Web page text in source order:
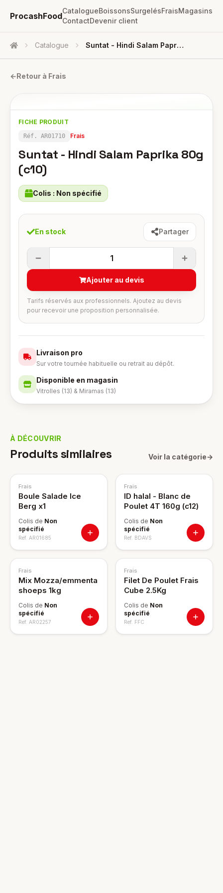
ProcashFood
CatalogueBoissonsSurgelésFraisMagasins
ContactDevenir client
Accueil Catalogue Suntat - Hindi Salam Paprika 80g (c10)
←Retour à Frais
FICHE PRODUIT
Réf. AR01710 Frais
Suntat - Hindi Salam Paprika 80g
(c10)
Colis : Non spécifié
En stock Partager
1
Ajouter au devis
Tarifs réservés aux professionnels. Ajoutez au devis
pour recevoir une proposition personnalisée.
Livraison pro
Sur votre tournée habituelle ou retrait au dépôt.
Disponible en magasin
Vitrolles (13) & Miramas (13)
À DÉCOUVRIR
Produits similaires Voir la catégorie→
Frais
Boule Salade Ice
Berg x1
Colis de Non
spécifié
Ref. AR01685
Frais
ID halal - Blanc de
Poulet 4T 160g (c12)
Colis de Non
spécifié
Ref. BDAVS
Frais
Mix Mozza/emmenta
shoeps 1kg
Colis de Non
spécifié
Ref. AR02257
Frais
Filet De Poulet Frais
Cube 2.5Kg
Colis de Non
spécifié
Ref. FFC